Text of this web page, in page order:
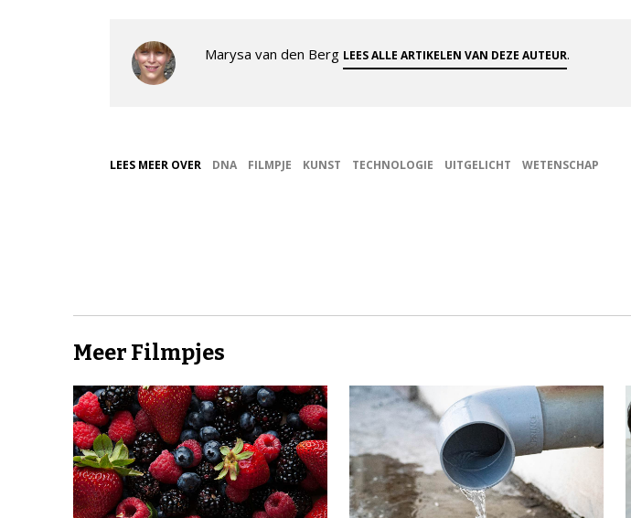
Marysa van den Berg LEES ALLE ARTIKELEN VAN DEZE AUTEUR.
LEES MEER OVER DNA FILMPJE KUNST TECHNOLOGIE UITGELICHT WETENSCHAP
Meer Filmpjes